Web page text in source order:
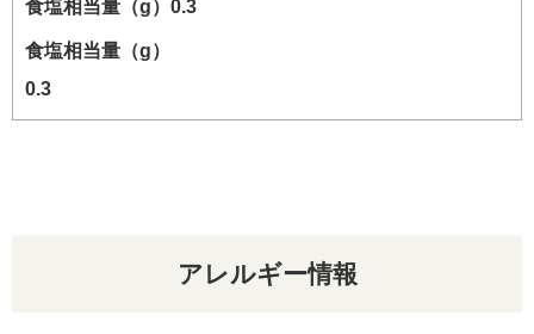
食塩相当量（g）
0.3
アレルギー情報